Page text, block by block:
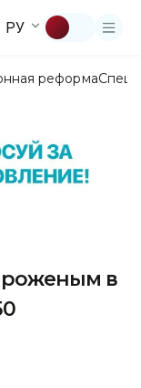
РУ
реформа
в